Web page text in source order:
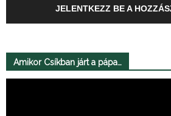
JELENTKEZZ BE A
Amikor Csíkban járt a pápa…